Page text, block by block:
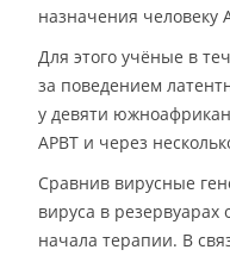
назначения человеку
Для этого учёные в
за поведением
у девяти
АРВТ и через
Сравнив вирусные
вируса в резервуарах
начала терапии. В